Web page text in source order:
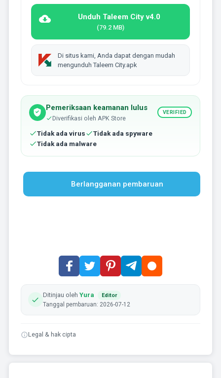
Unduh Taleem City v4.0
(79.2 MB)
Di situs kami, Anda dapat dengan mudah
mengunduh Taleem City.apk
Pemeriksaan keamanan lulus
Diverifikasi oleh APK Store
VERIFIED
Tidak ada virus
Tidak ada spyware
Tidak ada malware
Berlangganan pembaruan
Ditinjau oleh Yura Editor
Tanggal pembaruan: 2026-07-12
Legal & hak cipta